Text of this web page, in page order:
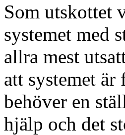
Som utskottet
systemet med
allra mest
att systemet är
behöver en
hjälp och det